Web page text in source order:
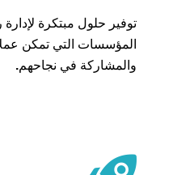
توفير حلول مبتكرة
المؤسسات التي تمكن
والمشاركة في نجاحهم.